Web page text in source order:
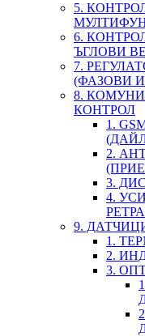
5.
6.
ЪГЛОВИ
7.
(ФАЗОВИ
8.
КОНТРОЛ
1.
2.
3.
4.
9.
1.
2.
3.